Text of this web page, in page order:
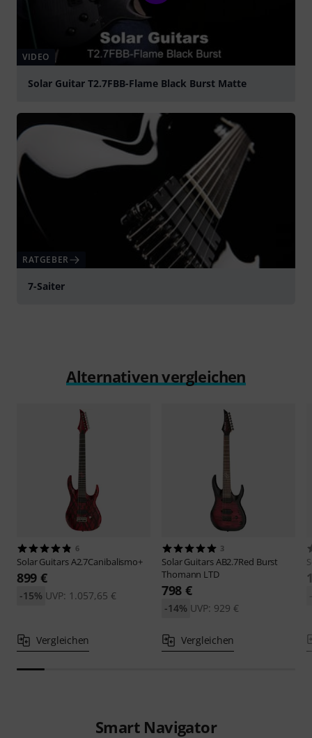
VIDEO
Solar Guitar T2.7FBB-Flame Black Burst Matte
RATGEBER
7-Saiter
Alternativen vergleichen
6
Solar GuitarsA2.7Canibalismo+
899 €
UVP: 1.057,65 €
-15%
Vergleichen
3
Solar GuitarsAB2.7Red Burst
Thomann LTD
798 €
UVP: 929 €
-14%
Vergleichen
Smart Navigator